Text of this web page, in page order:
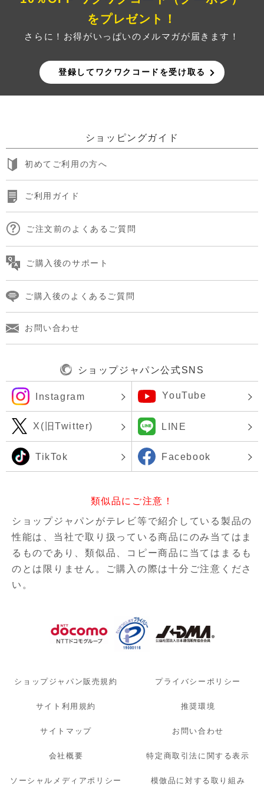
をプレゼント！
さらに！お得がいっぱいのメルマガが届きます！
登録してワクワクコードを受け取る
ショッピングガイド
初めてご利用の方へ
ご利用ガイド
ご注文前のよくあるご質問
ご購入後のサポート
ご購入後のよくあるご質問
お問い合わせ
ショップジャパン公式SNS
Instagram YouTube
X(旧Twitter) LINE
TikTok Facebook
類似品にご注意！
ショップジャパンがテレビ等で紹介している製品の
性能は、当社で取り扱っている商品にのみ当てはま
るものであり、類似品、コピー商品に当てはまるも
のとは限りません。ご購入の際は十分ご注意くださ
い。
ショップジャパン販売規約 プライバシーポリシー
サイト利用規約 推奨環境
サイトマップ お問い合わせ
会社概要 特定商取引法に関する表示
ソーシャルメディアポリシー 模倣品に対する取り組み